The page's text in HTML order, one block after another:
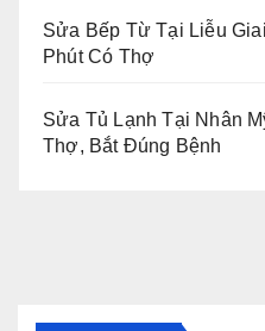
Sửa Bếp Từ Tại Liễu
Phút Có Thợ
Sửa Tủ Lạnh Tại Nhân
Thợ, Bắt Đúng Bệnh